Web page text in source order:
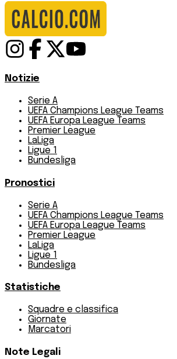
Notizie
Serie A
UEFA Champions League Teams
UEFA Europa League Teams
Premier League
LaLiga
Ligue 1
Bundesliga
Pronostici
Serie A
UEFA Champions League Teams
UEFA Europa League Teams
Premier League
LaLiga
Ligue 1
Bundesliga
Statistiche
Squadre e classifica
Giornate
Marcatori
Note Legali